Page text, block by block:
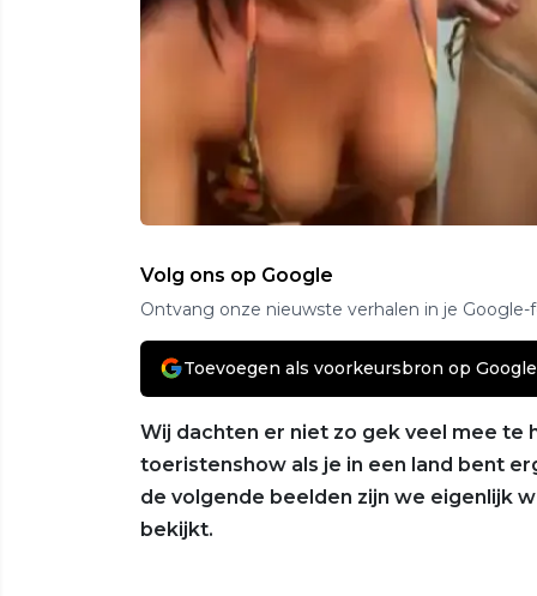
Volg ons op Google
Ontvang onze nieuwste verhalen in je Google-
Toevoegen als voorkeursbron op Google
Wij dachten er niet zo gek veel mee te
toeristenshow als je in een land bent
de volgende beelden zijn we eigenlijk
bekijkt.